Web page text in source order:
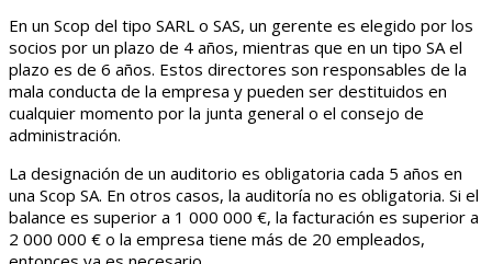
En un Scop del tipo SARL o SAS, un gerente es elegido por los
socios por un plazo de 4 años, mientras que en un tipo SA el
plazo es de 6 años. Estos directores son responsables de la
mala conducta de la empresa y pueden ser destituidos en
cualquier momento por la junta general o el consejo de
administración.
La designación de un auditorio es obligatoria cada 5 años en
una Scop SA. En otros casos, la auditoría no es obligatoria. Si el
balance es superior a 1 000 000 €, la facturación es superior a
2 000 000 € o la empresa tiene más de 20 empleados,